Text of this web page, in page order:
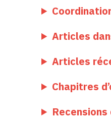
Articles
Articles
Chapitres